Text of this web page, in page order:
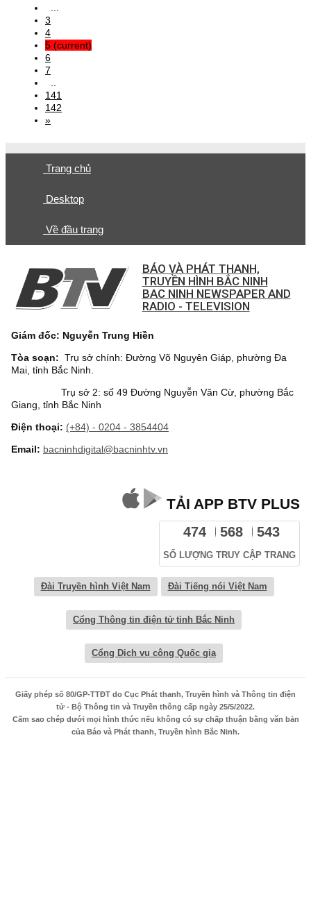
3
4
5 (current)
6
7
141
142
»
Trang chủ
Desktop
Về đầu trang
BÁO VÀ PHÁT THANH,
TRUYỀN HÌNH BẮC NINH
BAC NINH NEWSPAPER AND
RADIO - TELEVISION
Giám đốc: Nguyễn Trung Hiền
Tòa soạn: Trụ sở chính: Đường Võ Nguyên Giáp, phường Đa
Mai, tỉnh Bắc Ninh.
Trụ sở 2: số 49 Đường Nguyễn Văn Cừ, phường Bắc
Giang, tỉnh Bắc Ninh
Điện thoại: (+84) - 0204 - 3854404
Email: bacninhdigital@bacninhtv.vn
TẢI APP BTV PLUS
474 568 543
SỐ LƯỢNG TRUY CẬP TRANG
Đài Truyền hình Việt Nam Đài Tiếng nói Việt Nam
Cổng Thông tin điện tử tỉnh Bắc Ninh
Cổng Dịch vụ công Quốc gia
Giấy phép số 80/GP-TTĐT do Cục Phát thanh, Truyền hình và Thông tin điện
tử - Bộ Thông tin và Truyền thông cấp ngày 25/5/2022.
Cấm sao chép dưới mọi hình thức nếu không có sự chấp thuận bằng văn bản
của Báo và Phát thanh, Truyền hình Bắc Ninh.